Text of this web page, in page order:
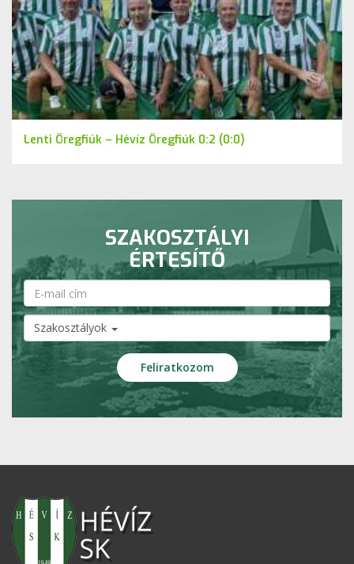
Lenti Öregfiúk – Hévíz Öregfiúk 0:2 (0:0)
SZAKOSZTÁLYI
ÉRTESÍTŐ
Szakosztályok